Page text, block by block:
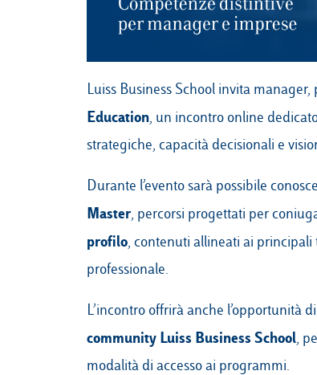
Luiss Business School invita
Education , un incontro online
strategiche, capacità decisionali e
Durante l’evento sarà possibile
Master , percorsi progettati per
profilo , contenuti allineati ai
professionale.
L’incontro offrirà anche l’opportunità
community Luiss Business School ,
modalità di accesso ai programmi.